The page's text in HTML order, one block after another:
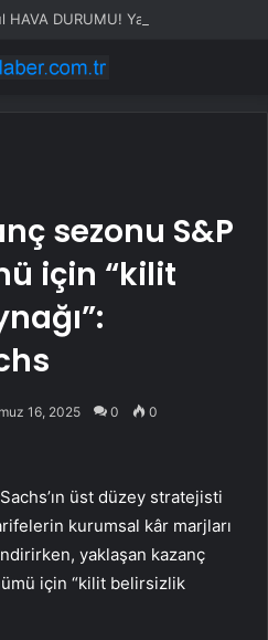
sezonu S&P
için “kilit
16, 2025 0 0
üst düzey stratejisti
kurumsal kâr marjları
yaklaşan kazanç
için “kilit belirsizlik